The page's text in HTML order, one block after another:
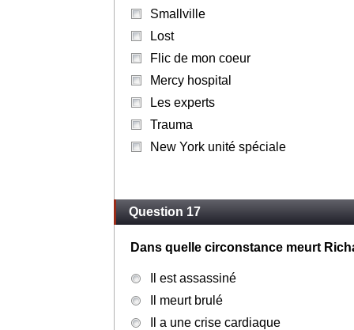
Smallville
Lost
Flic de mon coeur
Mercy hospital
Les experts
Trauma
New York unité spéciale
Question 17
Dans quelle circonstance meurt
Il est assassiné
Il meurt brulé
Il a une crise cardiaque